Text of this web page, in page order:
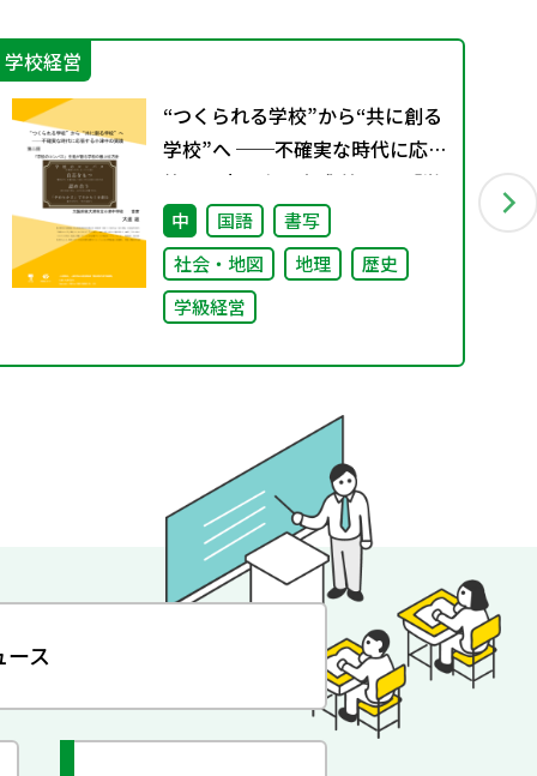
学校経営
“つくられる学校”から“共に創る
学校”へ ──不確実な時代に応
答する小津中の実践 第二回 「学
校のコンパス」生徒が創る学校
の最上位方針
中 国語
書写
社会・地図
地理
歴史
学級経営
ース